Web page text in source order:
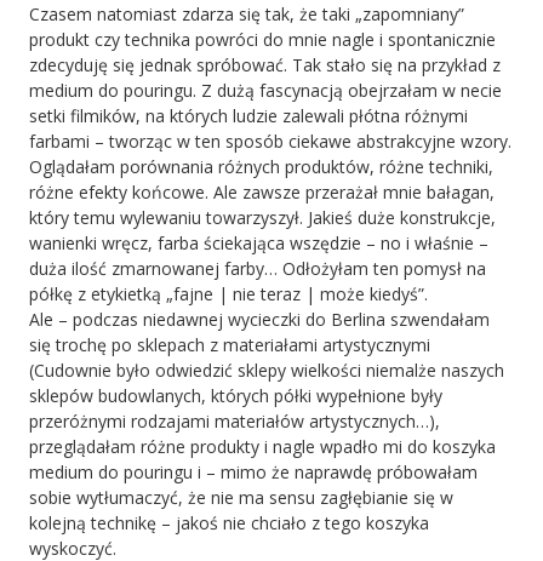
Czasem natomiast zdarza się tak, że taki „zapomniany”
produkt czy technika powróci do mnie nagle i spontanicznie
zdecyduję się jednak spróbować. Tak stało się na przykład z
medium do pouringu. Z dużą fascynacją obejrzałam w necie
setki filmików, na których ludzie zalewali płótna różnymi
farbami – tworząc w ten sposób ciekawe abstrakcyjne wzory.
Oglądałam porównania różnych produktów, różne techniki,
różne efekty końcowe. Ale zawsze przerażał mnie bałagan,
który temu wylewaniu towarzyszył. Jakieś duże konstrukcje,
wanienki wręcz, farba ściekająca wszędzie – no i właśnie –
duża ilość zmarnowanej farby… Odłożyłam ten pomysł na
półkę z etykietką „fajne | nie teraz | może kiedyś”.
Ale – podczas niedawnej wycieczki do Berlina szwendałam
się trochę po sklepach z materiałami artystycznymi
(Cudownie było odwiedzić sklepy wielkości niemalże naszych
sklepów budowlanych, których półki wypełnione były
przeróżnymi rodzajami materiałów artystycznych…),
przeglądałam różne produkty i nagle wpadło mi do koszyka
medium do pouringu i – mimo że naprawdę próbowałam
sobie wytłumaczyć, że nie ma sensu zagłębianie się w
kolejną technikę – jakoś nie chciało z tego koszyka
wyskoczyć.